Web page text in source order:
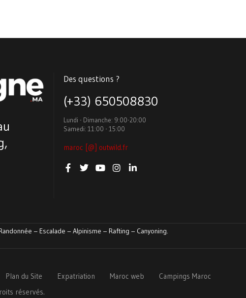
Des questions ?
(+33) 650508830
Lundi - Dimanche: 9:00-20:00
Samedi: 11:00 - 15:00
maroc [@] outwild.fr
– Escalade – Alpinisme – Rafting – Canyoning.
Plan du Site Expatriation Maroc web
Campings Maroc
réservés.